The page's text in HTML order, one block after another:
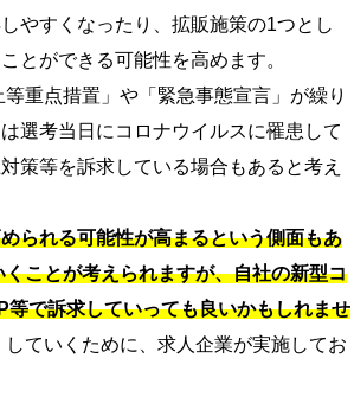
やすくなったり、拡販施策の1つとし
とができる可能性を高めます。
重点措置」や「緊急事態宣言」が繰り
選考当日にコロナウイルスに罹患して
策等を訴求している場合もあると考え
られる可能性が高まるという側面もあ
ことが考えられますが、自社の新型コ
で訴求していっても良いかもしれませ
ていくために、求人企業が実施してお